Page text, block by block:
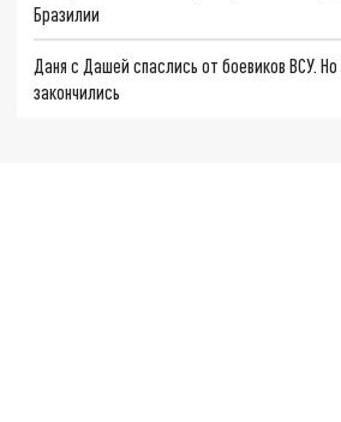
Бразилии
Даня с Дашей спаслись от боевиков ВСУ.
закончились